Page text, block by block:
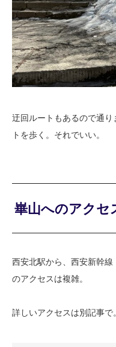
迂回ルートもあるので通
トを歩く。それでいい。
崋山へのアクセ
西安北駅から、西安新幹
のアクセスは複雑。
詳しいアクセスは別記事で。